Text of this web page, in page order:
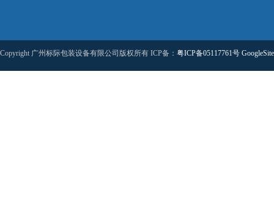
Copyright 广州标际包装设备有限公司版权所有 ICP备： 粤ICP备05117761号